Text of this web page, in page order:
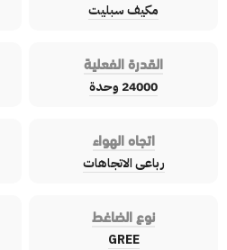
مكيف سبليت
القدرة الفعلية
24000 وحدة
اتجاه الهواء
رباعى الاتجاهات
نوع الضاغط
GREE